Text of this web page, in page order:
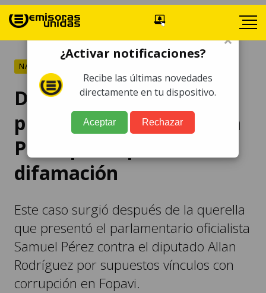
NACIONALES
Diputado Rodríguez
presenta querella contra
Pérez por supuesta
difamación
Este caso surgió después de la querella
que presentó el parlamentario oficialista
Samuel Pérez contra el diputado Allan
Rodríguez por supuestos vínculos con
corrupción en Fopavi.
×
¿Activar notificaciones?
Recibe las últimas novedades
directamente en tu dispositivo.
Aceptar Rechazar